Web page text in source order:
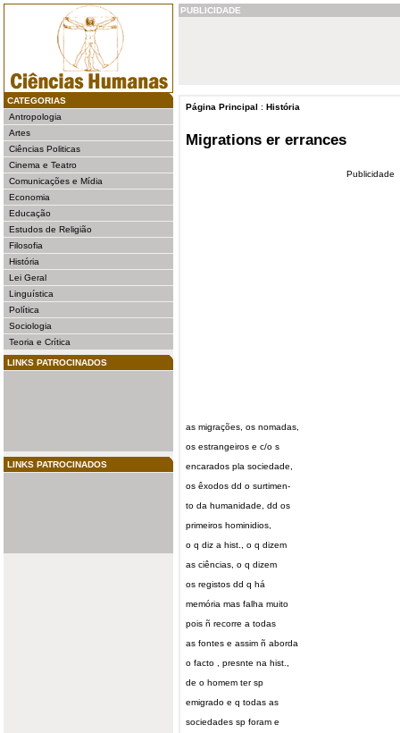
CATEGORIAS
Antropologia
Artes
Ciências Politicas
Cinema e Teatro
Comunicações e Mídia
Economia
Educação
Estudos de Religião
Filosofia
História
Lei Geral
Linguística
Política
Sociologia
Teoria e Crítica
LINKS PATROCINADOS
LINKS PATROCINADOS
PUBLICIDADE
Página Principal : História
Migrations er errances
Publicidade
as migrações, os nomadas,
os estrangeiros e c/o s
encarados pla sociedade,
os êxodos dd o surtimen-
to da humanidade, dd os
primeiros hominidios,
o q diz a hist., o q dizem
as ciências, o q dizem
os registos dd q há
memória mas falha muito
pois ñ recorre a todas
as fontes e assim ñ aborda
o facto , presnte na hist.,
de o homem ter sp
emigrado e q todas as
sociedades sp foram e